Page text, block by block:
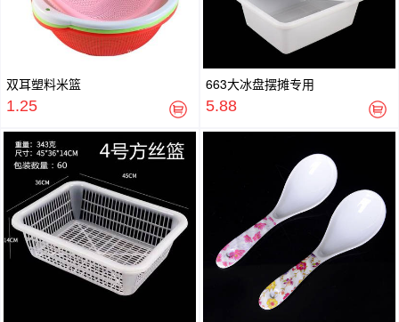
双耳塑料米篮
1.25
663大冰盘摆摊专用
5.88